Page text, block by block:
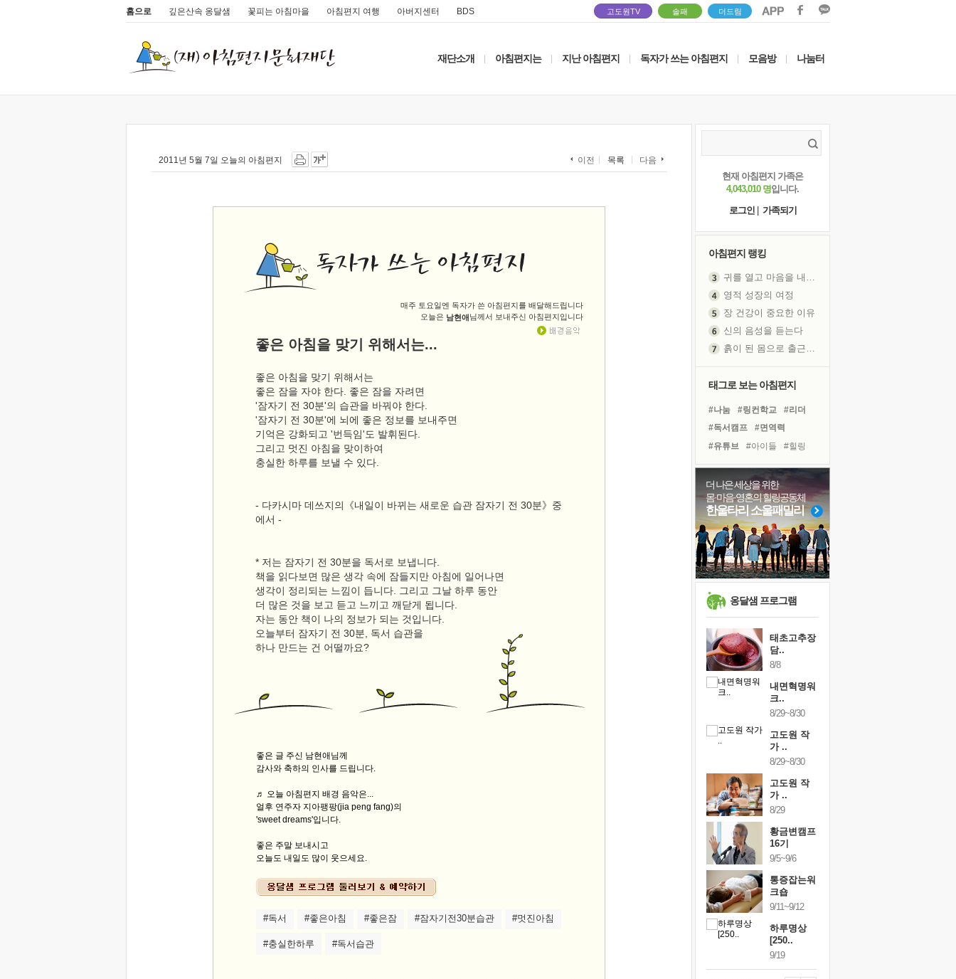
홈으로 깊은산속 옹달샘 꽃피는 아침마을 아침편지 여행 아버지센터 BDS 고도원TV 솔패 더드림
재단소개 아침편지는 지난 아침편지 독자가 쓰는 아침편지 모음방 나눔터
2011년 5월 7일 오늘의 아침편지 이전 목록 다음
매주 토요일엔 독자가 쓴 아침편지를 배달해드립니다
오늘은 남현애 님께서 보내주신 아침편지입니다
좋은 아침을 맞기 위해서는...
좋은 아침을 맞기 위해서는
좋은 잠을 자야 한다. 좋은 잠을 자려면
'잠자기 전 30분'의 습관을 바꿔야 한다.
'잠자기 전 30분'에 뇌에 좋은 정보를 보내주면
기억은 강화되고 '번득임'도 발휘된다.
그리고 멋진 아침을 맞이하여
충실한 하루를 보낼 수 있다.
- 다카시마 데쓰지의《내일이 바뀌는 새로운 습관 잠자기 전 30분》중
에서 -
* 저는 잠자기 전 30분을 독서로 보냅니다.
책을 읽다보면 많은 생각 속에 잠들지만 아침에 일어나면
생각이 정리되는 느낌이 듭니다. 그리고 그날 하루 동안
더 많은 것을 보고 듣고 느끼고 깨닫게 됩니다.
자는 동안 책이 나의 정보가 되는 것입니다.
오늘부터 잠자기 전 30분, 독서 습관을
하나 만드는 건 어떨까요?
좋은 글 주신 남현애님께
감사와 축하의 인사를 드립니다.
♬ 오늘 아침편지 배경 음악은...
얼후 연주자 지아팽팡(jia peng fang)의
'sweet dreams'입니다.
좋은 주말 보내시고
오늘도 내일도 많이 웃으세요.
#독서 #좋은아침 #좋은잠 #잠자기전30분습관 #멋진아침
#충실한하루 #독서습관
현재 아침편지 가족은
4,043,010 명입니다.
로그인
가족되기
아침편지 랭킹
귀를 열고 마음을 내어주고
영적 성장의 여정
장 건강이 중요한 이유
신의 음성을 듣는다
흙이 된 몸으로 출근하는 여자
졸업식 사진을 보며
극심한 변비, 어깨결림, 수면 장애
아픈 아버지를 위한 공간 설계
슬럼프
보고 싶은 어머니
유년 시절의 부산 영도 바다
못된 꼰대들
희망이란
'모른다'는 것
태그로 보는 아침편지
#나눔 #링컨학교
#리더
#독서캠프
#면역력
#유튜브
#아이들
#힐링
#경험
#바이러스
#다짐
#사람
#위기
#건강
#명상
#친구
#극복
#희망
#선택
#계획
#도움
더 나은 세상을 위한
몸·마음·영혼의 힐링공동체
한울타리 소울패밀리
옹달샘 프로그램
태초고추장
담..
8/8
내면혁명워
크..
8/29~8/30
고도원 작
가 ..
8/29~8/30
고도원 작
가 ..
8/29
황금변캠프
16기
9/5~9/6
통증잡는워
크숍
9/11~9/12
하루명상
[250..
9/19